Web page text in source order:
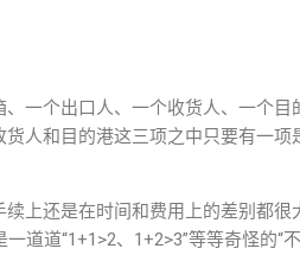
一个出口人、一个收货人、一个目
人和目的港这三项之中只要有一
上还是在时间和费用上的差别都很
道道“1+1>2、1+2>3”等等奇怪的“不